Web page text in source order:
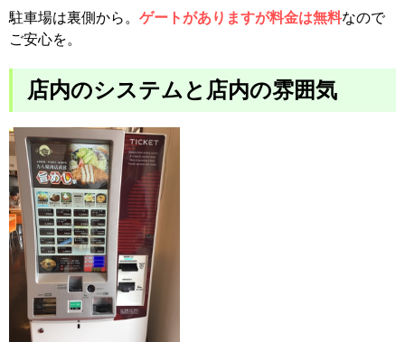
駐車場は裏側から。 ゲートがありますが料金は無料なので
ご安心を。
店内のシステムと店内の雰囲気